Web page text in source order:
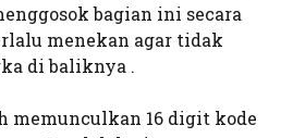
bagian ini secara
menekan agar tidak
di baliknya .
memunculkan 16 digit kode